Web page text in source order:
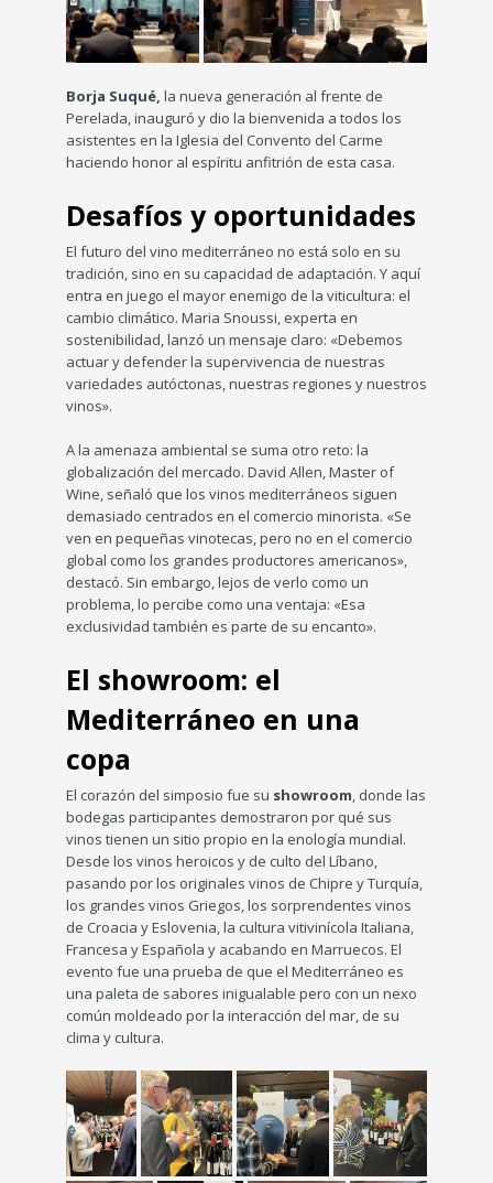
Borja Suqué, la nueva generación al frente de
Perelada, inauguró y dio la bienvenida a todos los
asistentes en la Iglesia del Convento del Carme
haciendo honor al espíritu anfitrión de esta casa.
Desafíos y oportunidades
El futuro del vino mediterráneo no está solo en su
tradición, sino en su capacidad de adaptación. Y aquí
entra en juego el mayor enemigo de la viticultura: el
cambio climático. Maria Snoussi, experta en
sostenibilidad, lanzó un mensaje claro: «Debemos
actuar y defender la supervivencia de nuestras
variedades autóctonas, nuestras regiones y nuestros
vinos».
A la amenaza ambiental se suma otro reto: la
globalización del mercado. David Allen, Master of
Wine, señaló que los vinos mediterráneos siguen
demasiado centrados en el comercio minorista. «Se
ven en pequeñas vinotecas, pero no en el comercio
global como los grandes productores americanos»,
destacó. Sin embargo, lejos de verlo como un
problema, lo percibe como una ventaja: «Esa
exclusividad también es parte de su encanto».
El showroom: el
Mediterráneo en una
copa
El corazón del simposio fue su showroom, donde las
bodegas participantes demostraron por qué sus
vinos tienen un sitio propio en la enología mundial.
Desde los vinos heroicos y de culto del Líbano,
pasando por los originales vinos de Chipre y Turquía,
los grandes vinos Griegos, los sorprendentes vinos
de Croacia y Eslovenia, la cultura vitivinícola Italiana,
Francesa y Española y acabando en Marruecos. El
evento fue una prueba de que el Mediterráneo es
una paleta de sabores inigualable pero con un nexo
común moldeado por la interacción del mar, de su
clima y cultura.